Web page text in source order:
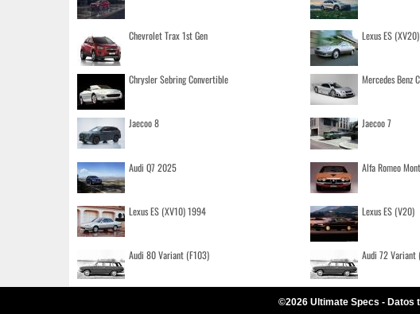
Chevrolet Trax 1st Gen Lexus ES
Chrysler Sebring Convertible Mercedes Benz
Jaecoo 8 Jaecoo 7
Audi Q7 2025 Alfa Romeo
Lexus ES (XV10) 1994 Lexus ES (V20)
Audi 80 Variant (F103) Audi 72 Variant
©2026 Ultimate Specs - Datos